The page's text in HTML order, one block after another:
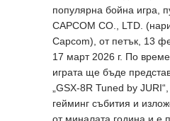
популярна бойна игра,
CAPCOM CO., LTD.
Capcom), от петък, 13
17 март 2026 г. По
играта ще бъде
„GSX‑8R Tuned by
гейминг събития и
от миналата година и е